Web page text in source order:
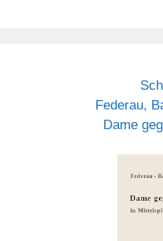
Federau,
Dame